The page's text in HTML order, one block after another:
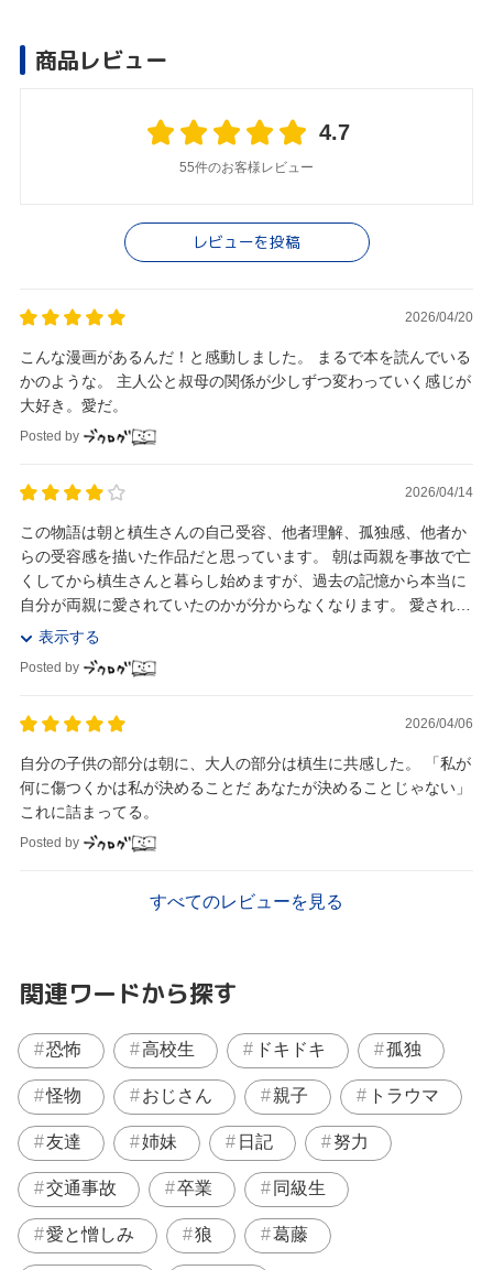
商品レビュー
4.7
55件のお客様レビュー
レビューを投稿
2026/04/20
こんな漫画があるんだ！と感動しました。 まるで本を読んでいる
かのような。 主人公と叔母の関係が少しずつ変わっていく感じが
大好き。愛だ。
Posted by
2026/04/14
この物語は朝と槙生さんの自己受容、他者理解、孤独感、他者か
らの受容感を描いた作品だと思っています。 朝は両親を事故で亡
くしてから槙生さんと暮らし始めますが、過去の記憶から本当に
自分が両親に愛されていたのかが分からなくなります。 愛されて
いたのかが分からないこと、は自己が受容さ...
表示する
Posted by
2026/04/06
自分の子供の部分は朝に、大人の部分は槙生に共感した。 「私が
何に傷つくかは私が決めることだ あなたが決めることじゃない」
これに詰まってる。
Posted by
すべてのレビューを見る
関連ワードから探す
恐怖 高校生 ドキドキ 孤独
怪物 おじさん 親子 トラウマ
友達 姉妹 日記 努力
交通事故 卒業 同級生
愛と憎しみ 狼 葛藤